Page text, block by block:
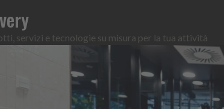
servizi e tecnologie su misura per la tua attività